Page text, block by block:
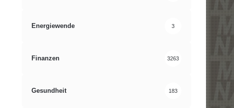
Energiewende 3
Finanzen 3263
Gesundheit 183